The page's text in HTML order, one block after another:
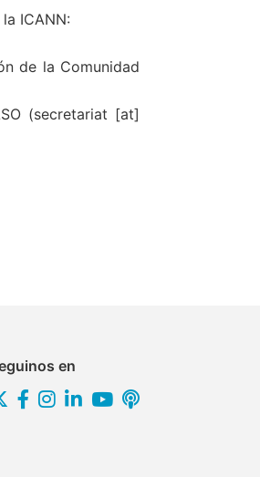
ICANN:
de la Comunidad
(secretariat [at]
en